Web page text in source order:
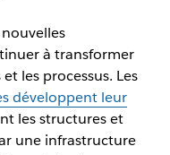
nouvelles
à transformer
les processus. Les
développent leur
les structures et
une infrastructure